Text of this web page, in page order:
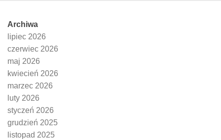
Archiwa
lipiec 2026
czerwiec 2026
maj 2026
kwiecień 2026
marzec 2026
luty 2026
styczeń 2026
grudzień 2025
listopad 2025